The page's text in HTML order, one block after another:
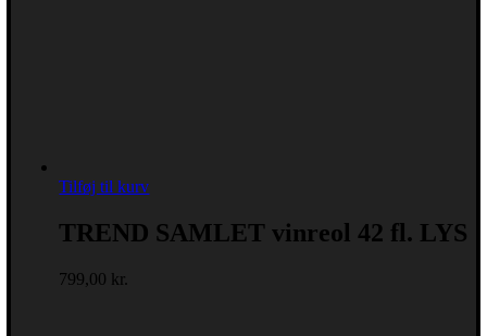
Tilføj til kurv
TREND SAMLET vinreol 42 fl. LYS
799,00 kr.